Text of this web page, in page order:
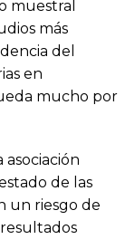
muestral
más
del
en
mucho por
asociación
de las
un riesgo de